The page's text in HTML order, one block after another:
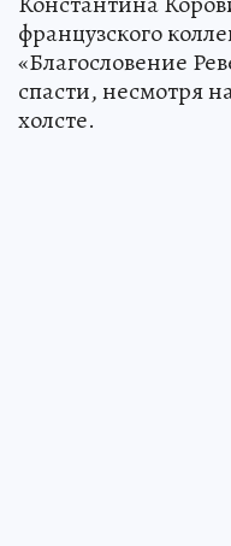
французского
«Благословение
спасти, несмотря
холсте.